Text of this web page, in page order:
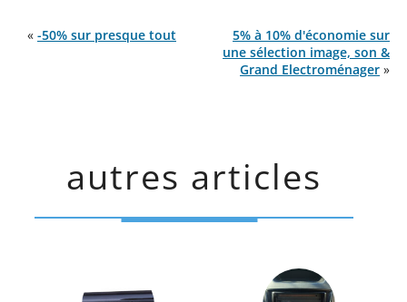
« -50% sur presque tout
5% à 10% d'économie sur
une sélection image, son &
Grand Electroménager »
autres articles